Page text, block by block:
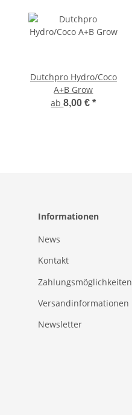
Dutchpro Hydro/Coco
A+B Grow
ab8,00 €*
Informationen
News
Kontakt
Zahlungsmöglichkeiten
Versandinformationen
Newsletter